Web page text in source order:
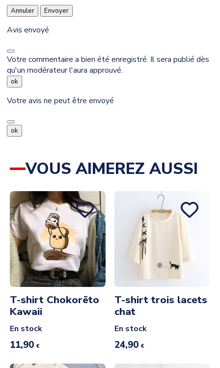
Annuler Envoyer
Avis envoyé
Votre commentaire a bien été enregistré. Il sera publié dès
qu'un modérateur l'aura approuvé.
ok
Votre avis ne peut être envoyé
ok
VOUS AIMEREZ AUSSI
T-shirt Chokorēto
Kawaii
En stock
11,90 €
T-shirt trois lacets
chat
En stock
24,90 €